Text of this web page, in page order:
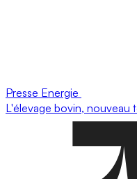
Presse Energie
L'élevage bovin, nouveau